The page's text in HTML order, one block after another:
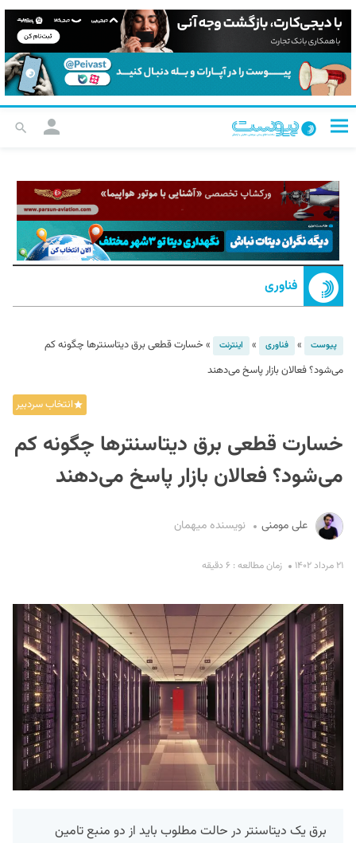
فناوری
پیوست » فناوری » اینترنت » خسارت قطعی برق دیتاسنترها چگونه کم
می‌شود؟ فعالان بازار پاسخ می‌دهند
انتخاب سردبیر
خسارت قطعی برق دیتاسنترها چگونه کم
می‌شود؟ فعالان بازار پاسخ می‌دهند
علی مومنی نویسنده میهمان
۲۱ مرداد ۱۴۰۲ زمان مطالعه : ۶ دقیقه
برق یک دیتاسنتر در حالت مطلوب باید از دو منبع تامین